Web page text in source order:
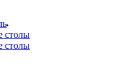
столы
столы